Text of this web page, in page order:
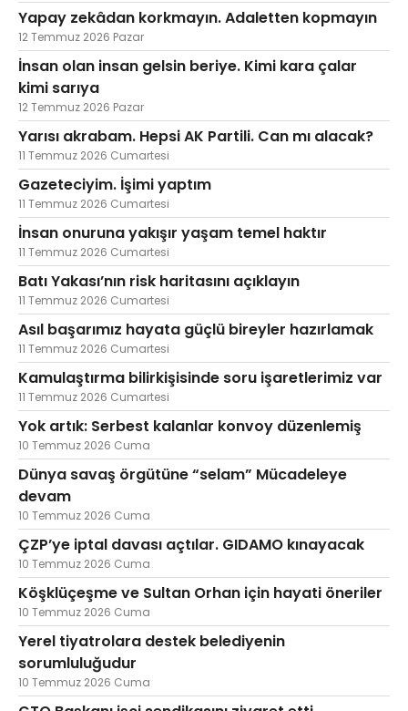
Yapay zekâdan korkmayın. Adaletten kopmayın
12 Temmuz 2026 Pazar
İnsan olan insan gelsin beriye. Kimi kara çalar
kimi sarıya
12 Temmuz 2026 Pazar
Yarısı akrabam. Hepsi AK Partili. Can mı alacak?
11 Temmuz 2026 Cumartesi
Gazeteciyim. İşimi yaptım
11 Temmuz 2026 Cumartesi
İnsan onuruna yakışır yaşam temel haktır
11 Temmuz 2026 Cumartesi
Batı Yakası’nın risk haritasını açıklayın
11 Temmuz 2026 Cumartesi
Asıl başarımız hayata güçlü bireyler hazırlamak
11 Temmuz 2026 Cumartesi
Kamulaştırma bilirkişisinde soru işaretlerimiz var
11 Temmuz 2026 Cumartesi
Yok artık: Serbest kalanlar konvoy düzenlemiş
10 Temmuz 2026 Cuma
Dünya savaş örgütüne “selam” Mücadeleye
devam
10 Temmuz 2026 Cuma
ÇZP’ye iptal davası açtılar. GIDAMO kınayacak
10 Temmuz 2026 Cuma
Köşklüçeşme ve Sultan Orhan için hayati öneriler
10 Temmuz 2026 Cuma
Yerel tiyatrolara destek belediyenin
sorumluluğudur
10 Temmuz 2026 Cuma